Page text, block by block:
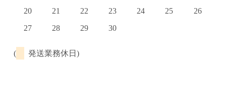
20
21 22 23 24 25
26
27
28 29 30
( 発送業務休日)